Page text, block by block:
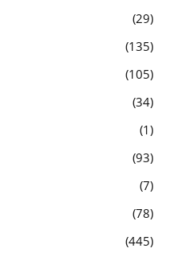
29
135
105
34
1
93
7
78
445